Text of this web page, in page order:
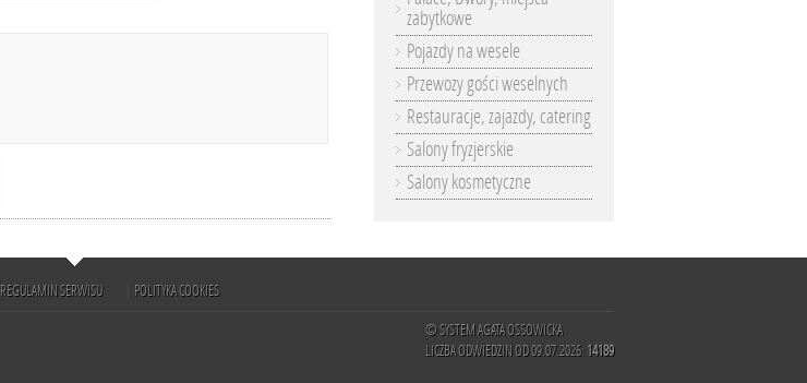
zabytkowe
Pojazdy na wesele
Przewozy gości weselnych
Restauracje, zajazdy, catering
Salony fryzjerskie
Salony kosmetyczne
REGULAMIN SERWISU POLITYKA COOKIES
© SYSTEM AGATA OSSOWICKA
LICZBA ODWIEDZIN OD 09.07.2026: 14189